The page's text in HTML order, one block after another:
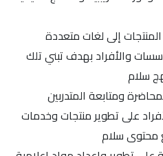
إلى لغات متعددة
والأفراد بهدف تبني تلك
سلام
ومتابعة المتدربين
على تطوير منتجات وخدمات
محتوى سلام